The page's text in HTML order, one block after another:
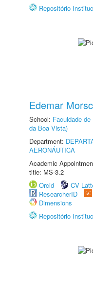
Repositório
Edemar
School: Faculdade
da Boa Vista)
Department:
AERONÁUTICA
Academic
title: MS-3.2
Orcid
CV
ResearcherID
Dimensions
Repositório